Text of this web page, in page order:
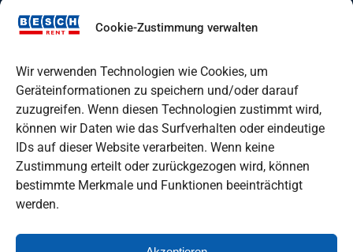
Cookie-Zustimmung verwalten
Wir verwenden Technologien wie Cookies, um
Geräteinformationen zu speichern und/oder darauf
zuzugreifen. Wenn diesen Technologien zustimmt wird,
können wir Daten wie das Surfverhalten oder eindeutige
IDs auf dieser Website verarbeiten. Wenn keine
Zustimmung erteilt oder zurückgezogen wird, können
bestimmte Merkmale und Funktionen beeinträchtigt
werden.
Mietstation Fürstenwalde
Mietstation Lindenberg
Mietstation Oranienburg